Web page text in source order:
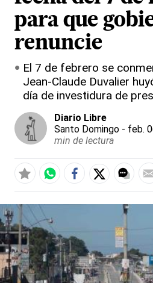
para que
renuncie
El 7 de febrero se
Jean-Claude Duvalier
día de investidura de
Diario Libre
Santo Domingo - feb.
min de lectura